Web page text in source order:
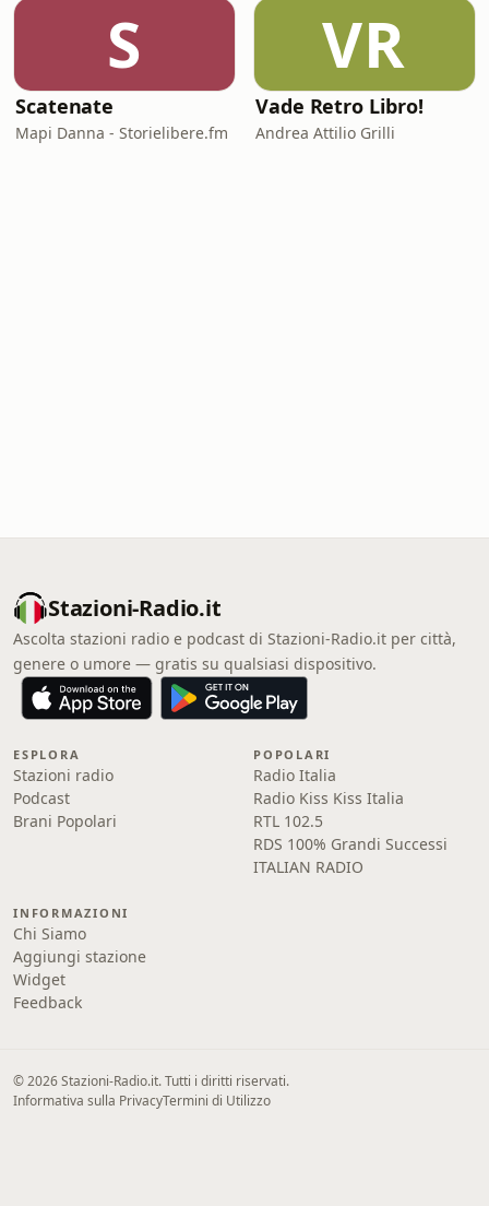
S
Scatenate
Mapi Danna - Storielibere.fm
VR
Vade Retro Libro!
Andrea Attilio Grilli
Stazioni-Radio.it
Ascolta stazioni radio e podcast di Stazioni-Radio.it per città,
genere o umore — gratis su qualsiasi dispositivo.
ESPLORA
Stazioni radio
Podcast
Brani Popolari
POPOLARI
Radio Italia
Radio Kiss Kiss Italia
RTL 102.5
RDS 100% Grandi Successi
ITALIAN RADIO
INFORMAZIONI
Chi Siamo
Aggiungi stazione
Widget
Feedback
© 2026 Stazioni-Radio.it. Tutti i diritti riservati.
Informativa sulla PrivacyTermini di Utilizzo